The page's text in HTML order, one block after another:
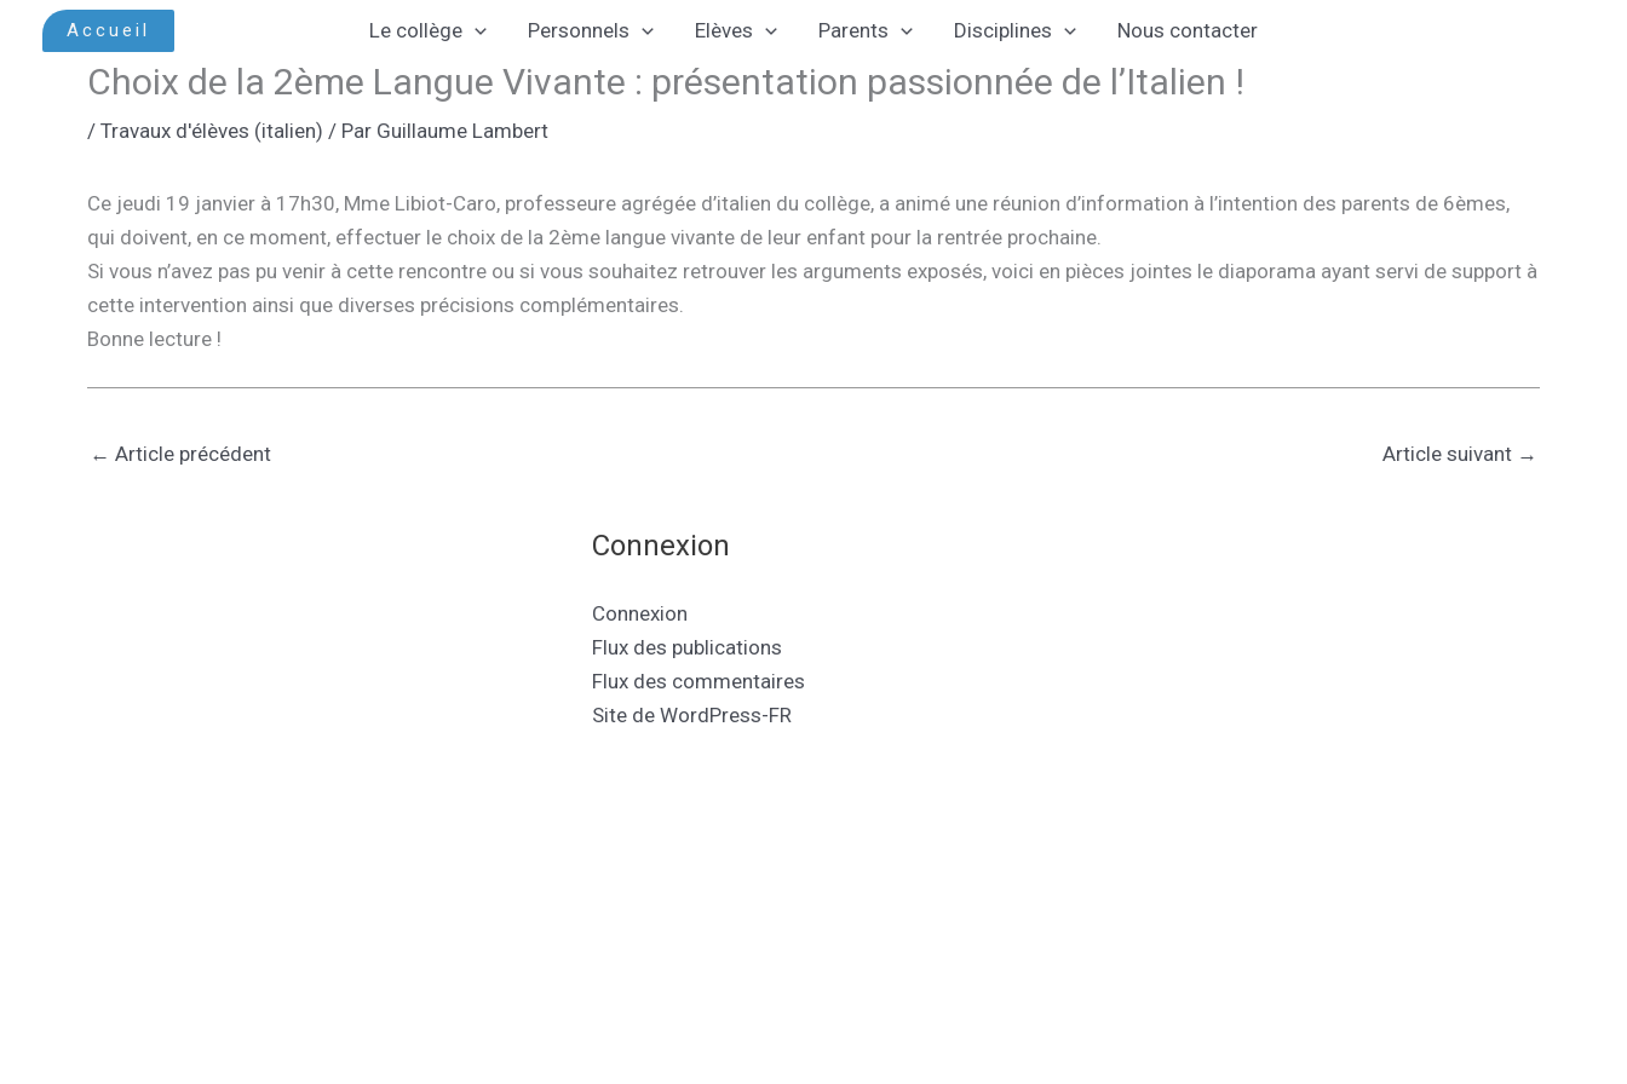
Accueil Le collège Personnels Elèves Parents Disciplines Nous contacter
Choix de la 2ème Langue Vivante : présentation passionnée de l’Italien !
/ Travaux d'élèves (italien) / Par Guillaume Lambert
Ce jeudi 19 janvier à 17h30, Mme Libiot-Caro, professeure agrégée d’italien du collège, a animé une réunion d’information à l’intention des parents de 6èmes,
qui doivent, en ce moment, effectuer le choix de la 2ème langue vivante de leur enfant pour la rentrée prochaine.
Si vous n’avez pas pu venir à cette rencontre ou si vous souhaitez retrouver les arguments exposés, voici en pièces jointes le diaporama ayant servi de support à
cette intervention ainsi que diverses précisions complémentaires.
Bonne lecture !
← Article précédent Article suivant →
Connexion
Connexion
Flux des publications
Flux des commentaires
Site de WordPress-FR